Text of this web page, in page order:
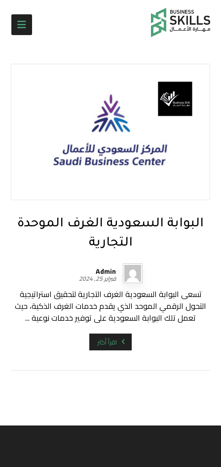
البوابة السعودية الغرف الموحدة
التجارية
Admin
فبراير 25, 2024
تسعى البوابة السعودية الغرف التجارية لتحقيق استراتيجية
التحول الرقمي الموحد الذي يقدم خدمات الغرف الذكية، حيث
تعمل تلك البوابة السعودية على توفير خدمات نوعية ...
اقرأ أكثر